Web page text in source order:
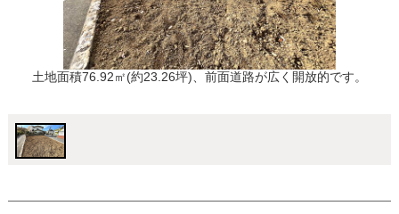
土地面積76.92㎡(約23.26坪)、前面道路が広く開放的です。